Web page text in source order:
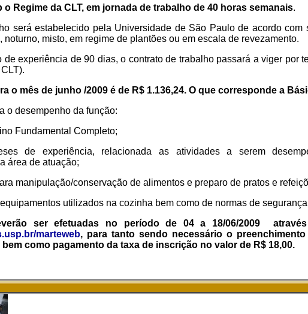
Regime da CLT, em jornada de trabalho de 40 horas semanais.
será estabelecido pela Universidade de São Paulo de acordo com
noturno, misto, em regime de plantões ou em escala de revezamento.
de experiência de 90 dias, o contrato de trabalho passará a viger por
o mês de junho /2009 é de R$ 1.136,24. O que corresponde a
o desempenho da função:
Fundamental Completo;
de experiência, relacionada as atividades a serem
área de atuação;
manipulação/conservação de alimentos e preparo de pratos e
utilizados na cozinha bem como de normas de
ser efetuadas no período de 04 a 18/06/2009
marteweb, para tanto sendo necessário o
como pagamento da taxa de inscrição no valor de R$ 18,00.